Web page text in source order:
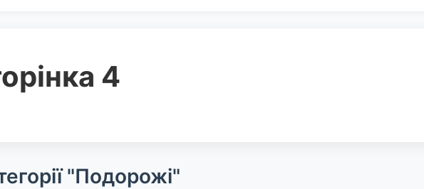
4
"Подорожі"